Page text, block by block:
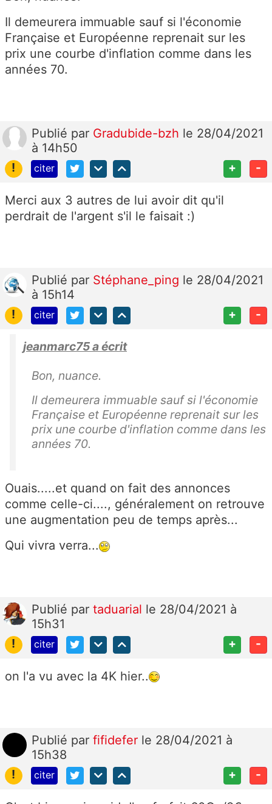
Il demeurera immuable sauf si l'économie
Française et Européenne reprenait sur les
prix une courbe d'inflation comme dans les
années 70.
Publié par Gradubide-bzh le 28/04/2021
à 14h50
!
citer + -
Merci aux 3 autres de lui avoir dit qu'il
perdrait de l'argent s'il le faisait :)
Publié par Stéphane_ping le 28/04/2021
à 15h14
!
citer + -
jeanmarc75 a écrit
Bon, nuance.
Il demeurera immuable sauf si l'économie
Française et Européenne reprenait sur les
prix une courbe d'inflation comme dans les
années 70.
Ouais.....et quand on fait des annonces
comme celle-ci...., généralement on retrouve
une augmentation peu de temps après...
Qui vivra verra...
Publié par taduarial le 28/04/2021 à
15h31
!
citer + -
on l'a vu avec la 4K hier..
Publié par fifidefer le 28/04/2021 à
15h38
!
citer + -